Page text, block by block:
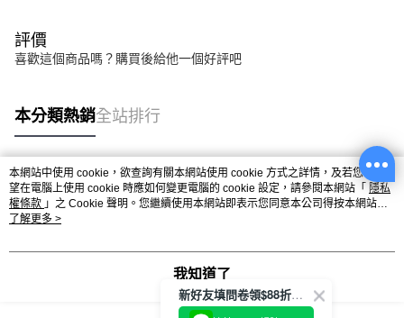
評價
喜歡這個商品嗎？購買後給他一個好評吧
本分類熱銷全站排行
熱門標籤
本網站中使用 cookie，欲查詢有關本網站使用 cookie 方式之詳情，及若您不希
望在電腦上使用 cookie 時應如何變更電腦的 cookie 設定，請參閱本網站「 隱私
權條款 」之 Cookie 聲明。您繼續使用本網站即表示您同意本公司得按本網站使
用條款之 Cookie 聲明使用 cookie。
了解更多 >
我知道了
新好友填問卷領$88折扣金